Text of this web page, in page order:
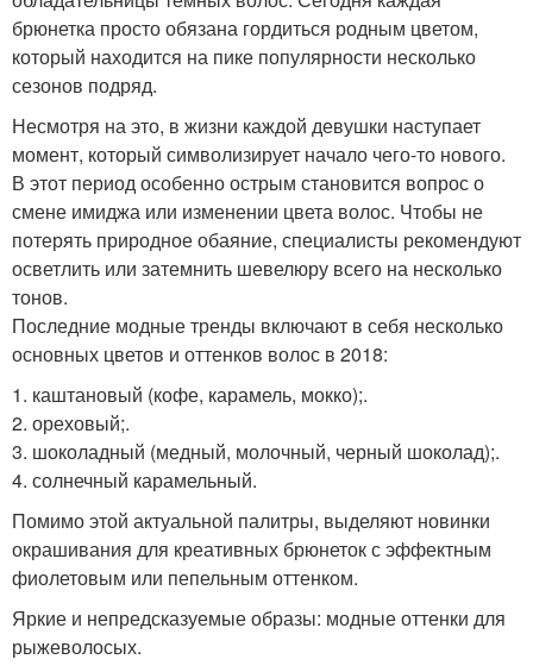
брюнетка просто обязана гордиться родным цветом,
который находится на пике популярности несколько
сезонов подряд.
Несмотря на это, в жизни каждой девушки наступает
момент, который символизирует начало чего-то нового.
В этот период особенно острым становится вопрос о
смене имиджа или изменении цвета волос. Чтобы не
потерять природное обаяние, специалисты рекомендуют
осветлить или затемнить шевелюру всего на несколько
тонов.
Последние модные тренды включают в себя несколько
основных цветов и оттенков волос в 2018:
1. каштановый (кофе, карамель, мокко);.
2. ореховый;.
3. шоколадный (медный, молочный, черный шоколад);.
4. солнечный карамельный.
Помимо этой актуальной палитры, выделяют новинки
окрашивания для креативных брюнеток с эффектным
фиолетовым или пепельным оттенком.
Яркие и непредсказуемые образы: модные оттенки для
рыжеволосых.